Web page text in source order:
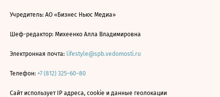
Учредитель: АО «Бизнес Ньюс Медиа»
Шеф-редактор: Михеенко Алла Владимировна
Электронная почта: lifestyle@spb.vedomosti.ru
Телефон: +7 (812) 325–60–80
Сайт использует IP адреса, cookie и данные геолокации